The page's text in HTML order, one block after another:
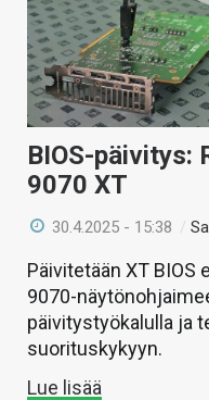
BIOS-päivitys:
9070 XT
30.4.2025 - 15:38 /
Päivitetään XT BIOS
9070-
päivitystyökalulla ja
suorituskykyyn.
Lue lisää